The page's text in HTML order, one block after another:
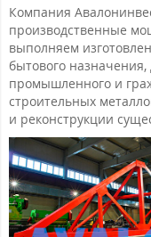
Компания
производственные
выполняем
бытового
промышленного и
строительных
и реконструкции